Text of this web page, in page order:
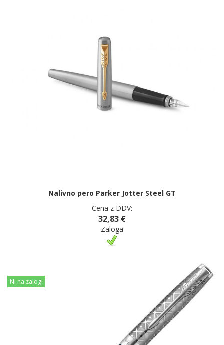
Nalivno pero Parker Jotter Steel GT
Cena z DDV:
32,83 €
Zaloga
Ni na zalogi